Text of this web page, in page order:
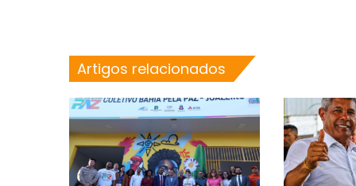
Artigos relacionados